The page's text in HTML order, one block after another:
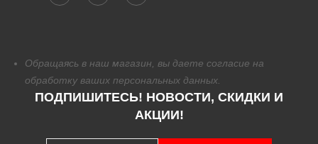
Обращаясь в наш магазин, вы даете согласие на
обработку ваших персональных данных.
ПОДПИШИТЕСЬ! НОВОСТИ, СКИДКИ И
АКЦИИ!